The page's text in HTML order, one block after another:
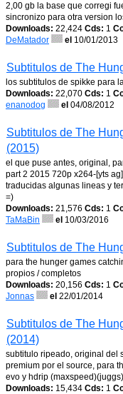
2,00 gb la base que corregi
sincronizo para otra version
Downloads: 22,424 Cds: 1
DeMatador
el 10/01/2013
Subtitulos de The
los subtitulos de spikke para
Downloads: 22,070 Cds: 1
enanodog
el 04/08/2012
Subtitulos de The
(2015)
el que puse antes, original,
part 2 2015 720p x264-[yts
traducidas algunas lineas y
=)
Downloads: 21,576 Cds: 1
TaMaBin
el 10/03/2016
Subtitulos de The
para the hunger games
propios / completos
Downloads: 20,156 Cds: 1
Jonnas
el 22/01/2014
Subtitulos de The
(2014)
subtitulo ripeado, original del
premium por el source, para
evo y hdrip
Downloads: 15,434 Cds: 1